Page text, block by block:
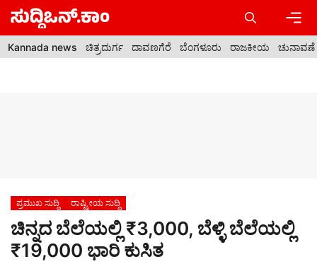
Skip
content
Kannada news ಚಿತ್ರದುರ್ಗ ದಾವಣಗೆರೆ ಬೆಂಗಳೂರು ರಾಜಕೀಯ ಚುನಾವಣೆ
ಪ್ರಮುಖ ಸುದ್ದಿ ರಾಷ್ಟ್ರೀಯ ಸುದ್ದಿ
ಚಿನ್ನದ ಬೆಲೆಯಲ್ಲಿ ₹3,000, ಬೆಳ್ಳಿ ಬೆಲೆಯಲ್ಲಿ
₹19,000 ಭಾರಿ ಕುಸಿತ